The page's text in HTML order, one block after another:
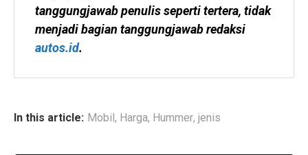
tanggungjawab penulis seperti tertera, tidak
autos.id.
In this article: Mobil, Harga, Hummer, jenis